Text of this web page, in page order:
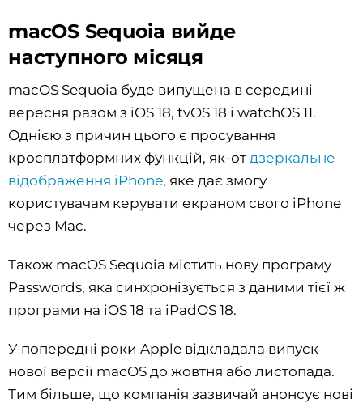
macOS Sequoia вийде
наступного місяця
macOS Sequoia буде випущена в середині
вересня разом з iOS 18, tvOS 18 і watchOS 11.
Однією з причин цього є просування
кросплатформних функцій, як-от дзеркальне
відображення iPhone, яке дає змогу
користувачам керувати екраном свого iPhone
через Mac.
Також macOS Sequoia містить нову програму
Passwords, яка синхронізується з даними тієї ж
програми на iOS 18 та iPadOS 18.
У попередні роки Apple відкладала випуск
нової версії macOS до жовтня або листопада.
Тим більше, що компанія зазвичай анонсує нові